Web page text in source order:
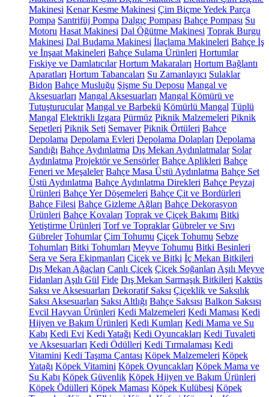
Makinesi Kenar Kesme Makinesi Çim Biçme Yedek Parça
Pompa Santrifüj Pompa Dalgıç Pompası Bahçe Pompası Su
Motoru Hasat Makinesi Dal Öğütme Makinesi Toprak Burgu
Makinesi Dal Budama Makinesi İlaçlama Makineleri Bahçe İş
ve İnşaat Makineleri Bahçe Sulama Ürünleri Hortumlar
Fıskiye ve Damlatıcılar Hortum Makaraları Hortum Bağlantı
Aparatları Hortum Tabancaları Su Zamanlayıcı Sulaklar
Bidon Bahçe Musluğu Şişme Su Deposu Mangal ve
Aksesuarları Mangal Aksesuarları Mangal Kömürü ve
Tutuşturucular Mangal ve Barbekü Kömürlü Mangal Tüplü
Mangal Elektrikli Izgara Pürmüz Piknik Malzemeleri Piknik
Sepetleri Piknik Seti Semaver Piknik Örtüleri Bahçe
Depolama Depolama Evleri Depolama Dolapları Depolama
Sandığı Bahçe Aydınlatma Dış Mekan Aydınlatmalar Solar
Aydınlatma Projektör ve Sensörler Bahçe Aplikleri Bahçe
Feneri ve Meşaleler Bahçe Masa Üstü Aydınlatma Bahçe Set
Üstü Aydınlatma Bahçe Aydınlatma Direkleri Bahçe Peyzaj
Ürünleri Bahçe Yer Döşemeleri Bahçe Çit ve Bordürleri
Bahçe Filesi Bahçe Gizleme Ağları Bahçe Dekorasyon
Ürünleri Bahçe Kovaları Toprak ve Çiçek Bakımı Bitki
Yetiştirme Ürünleri Torf ve Topraklar Gübreler ve Sıvı
Gübreler Tohumlar Çim Tohumu Çiçek Tohumu Sebze
Tohumları Bitki Tohumları Meyve Tohumu Bitki Besinleri
Sera ve Sera Ekipmanları Çiçek ve Bitki İç Mekan Bitkileri
Dış Mekan Ağaçları Canlı Çiçek Çiçek Soğanları Aşılı Meyve
Fidanları Aşılı Gül Fide Dış Mekan Sarmaşık Bitkileri Kaktüs
Saksı ve Aksesuarları Dekoratif Saksı Çiçeklik ve Saksılık
Saksı Aksesuarları Saksı Altlığı Bahçe Saksısı Balkon Saksısı
Evcil Hayvan Ürünleri Kedi Malzemeleri Kedi Maması Kedi
Hijyen ve Bakım Ürünleri Kedi Kumları Kedi Mama ve Su
Kabı Kedi Evi Kedi Yatağı Kedi Oyuncakları Kedi Tuvaleti
ve Aksesuarları Kedi Ödülleri Kedi Tırmalaması Kedi
Vitamini Kedi Taşıma Çantası Köpek Malzemeleri Köpek
Yatağı Köpek Vitamini Köpek Oyuncakları Köpek Mama ve
Su Kabı Köpek Güvenlik Köpek Hijyen ve Bakım Ürünleri
Köpek Ödülleri Köpek Maması Köpek Kulübesi Köpek